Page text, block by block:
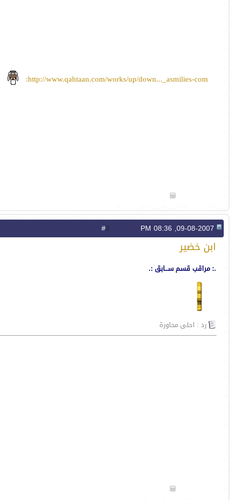
http://www.qahtaan.com/works/up/down..._asmilies-com:
2
ابن خضير
.: مراقب قسم ســـابق :.
رد : احلى محاورة